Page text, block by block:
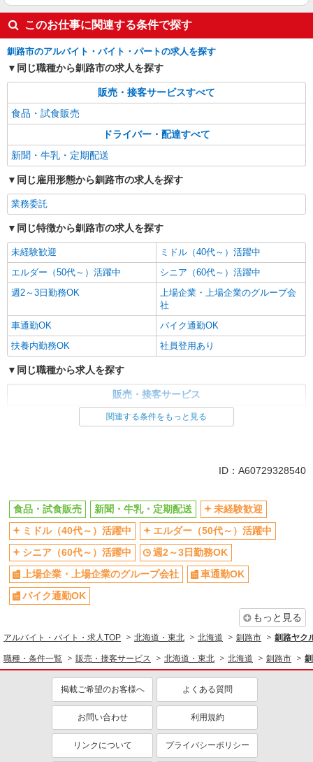
このお仕事に関連する条件で探す
釧路市のアルバイト・バイト・パートの求人を探す
同じ職種から釧路市の求人を探す
販売・接客サービスすべて
食品・試食販売
ドライバー・配達すべて
新聞・牛乳・定期配送
同じ雇用形態から釧路市の求人を探す
業務委託
同じ特徴から釧路市の求人を探す
未経験歓迎
ミドル（40代～）活躍中
エルダー（50代～）活躍中
シニア（60代～）活躍中
週2～3日勤務OK
上場企業・上場企業のグループ会
社
車通勤OK
バイク通勤OK
扶養内勤務OK
社員登用あり
同じ職種から求人を探す
販売・接客サービス
週2～3日勤務OK
上場企業・上場企業のグループ会
社
車通勤OK
扶養内勤務OK
社員登用あり
関連する条件をもっと見る
ID：A60729328540
食品・試食販売 新聞・牛乳・定期配送
未経験歓迎
ミドル（40代～）活躍中
エルダー（50代～）活躍中
シニア（60代～）活躍中
週2～3日勤務OK
上場企業・上場企業のグループ会社
車通勤OK
バイク通勤OK
もっと見る
アルバイト・バイト・求人TOP 北海道・東北 北海道 釧路市 釧路ヤク
職種・条件一覧 販売・接客サービス 北海道・東北 北海道 釧路市
掲載ご希望のお客様へ よくある質問
お問い合わせ 利用規約
リンクについて プライバシーポリシー